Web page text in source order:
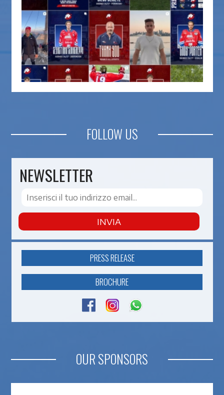
FOLLOW US
NEWSLETTER
INVIA
PRESS RELEASE
BROCHURE
OUR SPONSORS